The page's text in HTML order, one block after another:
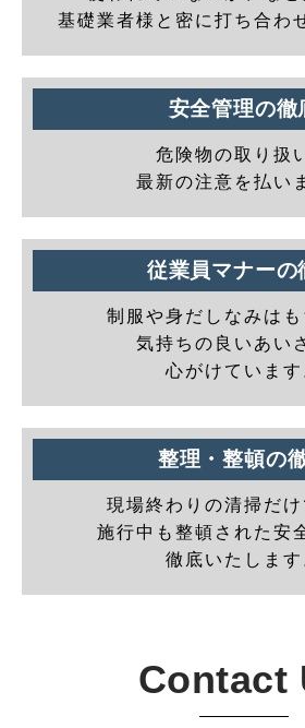
基礎業者様と密に打ち合わ
安全管理の徹
危険物の取り扱
最新の注意を払い
従業員マナーの
制服や身だしなみはも
気持ちの良いあい
心がけています
整理・整頓の
現場終わりの清掃だけ
施行中も整頓された安
徹底いたします
Contact